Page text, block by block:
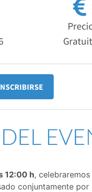
12:00 h, celebraremos
conjuntamente por